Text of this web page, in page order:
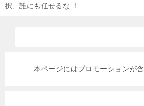
択、誰にも任せるな ！
本ページにはプロモーションが含